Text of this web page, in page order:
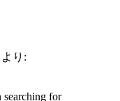
より:
searching for